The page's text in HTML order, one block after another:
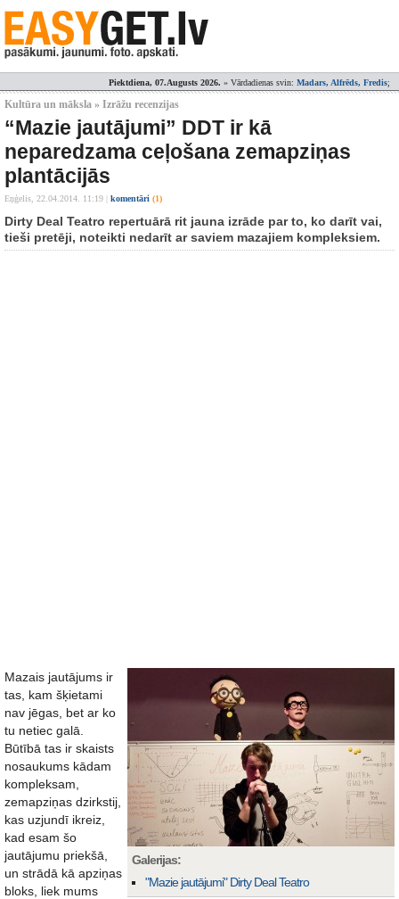
Piektdiena, 07.Augusts 2026. » Vārdadienas svin: Madars, Alfrēds, Fredis;
Kultūra un māksla » Izrāžu recenzijas
“Mazie jautājumi” DDT ir kā
neparedzama ceļošana zemapziņas
plantācijās
Eņģelis, 22.04.2014. 11:19 komentāri (1)
Dirty Deal Teatro repertuārā rit jauna izrāde par to, ko darīt vai,
tieši pretēji, noteikti nedarīt ar saviem mazajiem kompleksiem.
Galerijas:
"Mazie jautājumi" Dirty Deal Teatro
Mazais jautājums ir
tas, kam šķietami
nav jēgas, bet ar ko
tu netiec galā.
Būtībā tas ir skaists
nosaukums kādam
kompleksam,
zemapziņas dzirkstij,
kas uzjundī ikreiz,
kad esam šo
jautājumu priekšā,
un strādā kā apziņas
bloks, liek mums